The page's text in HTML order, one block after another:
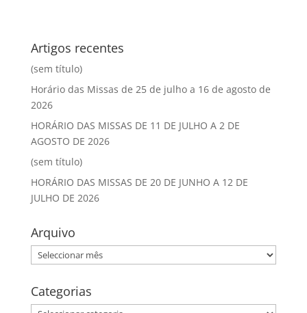
Artigos recentes
(sem título)
Horário das Missas de 25 de julho a 16 de agosto de
2026
HORÁRIO DAS MISSAS DE 11 DE JULHO A 2 DE
AGOSTO DE 2026
(sem título)
HORÁRIO DAS MISSAS DE 20 DE JUNHO A 12 DE
JULHO DE 2026
Arquivo
Arquivo
Categorias